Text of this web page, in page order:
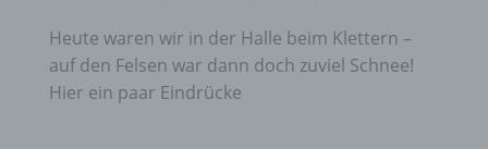
Heute waren wir in der Halle beim Klettern –
auf den Felsen war dann doch zuviel Schnee!
Hier ein paar Eindrücke